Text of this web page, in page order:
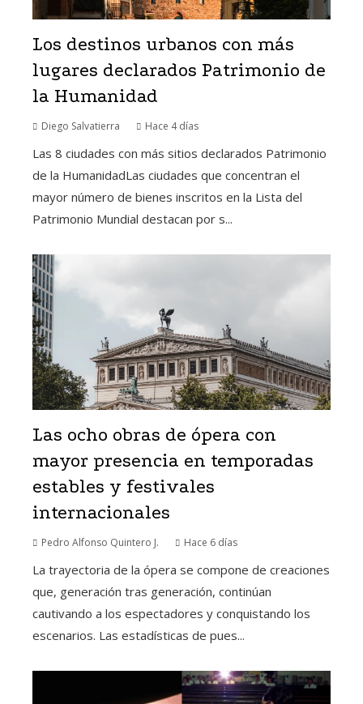
Los destinos urbanos con más
lugares declarados Patrimonio de
la Humanidad
Diego Salvatierra Hace 4 días
Las 8 ciudades con más sitios declarados Patrimonio
de la HumanidadLas ciudades que concentran el
mayor número de bienes inscritos en la Lista del
Patrimonio Mundial destacan por s...
Las ocho obras de ópera con
mayor presencia en temporadas
estables y festivales
internacionales
Pedro Alfonso Quintero J. Hace 6 días
La trayectoria de la ópera se compone de creaciones
que, generación tras generación, continúan
cautivando a los espectadores y conquistando los
escenarios. Las estadísticas de pues...